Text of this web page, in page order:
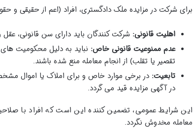
برای شرکت در مزایده ملک دادگستری، افراد (اعم از حقیقی و
اهلیت قانونی: شرکت کنندگان باید دارای سن قانونی،
عدم ممنوعیت قانونی خاص: نباید به دلیل محکومیت
تقصیر یا تقلب) از انجام معامله منع شده باشند.
تابعیت: در برخی موارد خاص و برای املاک یا اموال
در آگهی مزایده قید می گردد.
این شرایط عمومی، تضمین کننده این است که افراد با
معامله مخدوش نگردد.